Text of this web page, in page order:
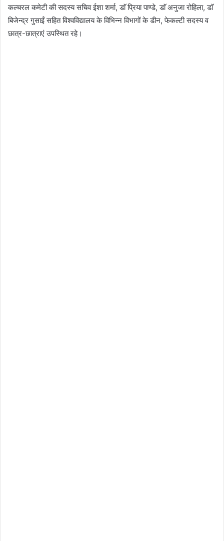
कल्चरल कमेटी की सदस्य सचिव ईशा शर्मा, डाॅ प्रिया पाण्डे, डाॅ अनुजा रोहिला, डाॅ
बिजेन्द्र गुसाईं सहित विश्वविद्यालय के विभिन्न विभागों के डीन, फेकल्टी सदस्य व
छात्र-छात्राएं उपस्थित रहे।